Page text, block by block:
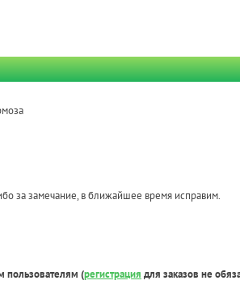
за замечание, в ближайшее время исправим.
пользователям (регистрация для заказов не